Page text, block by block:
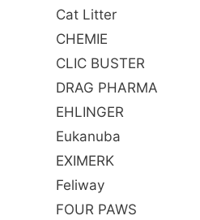
Cat Litter
CHEMIE
CLIC BUSTER
DRAG PHARMA
EHLINGER
Eukanuba
EXIMERK
Feliway
FOUR PAWS